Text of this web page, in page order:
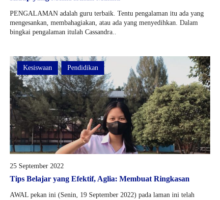
PENGALAMAN adalah guru terbaik. Tentu pengalaman itu ada yang
mengesankan, membahagiakan, atau ada yang menyedihkan. Dalam
bingkai pengalaman itulah Cassandra..
Kesiswaan Pendidikan
25 September 2022
Tips Belajar yang Efektif, Aglia: Membuat Ringkasan
AWAL pekan ini (Senin, 19 September 2022) pada laman ini telah